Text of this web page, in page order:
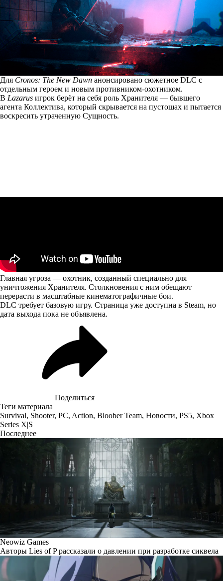
Для Cronos: The New Dawn анонсировано сюжетное DLC с
отдельным героем и новым противником-охотником.
В Lazarus игрок берёт на себя роль Хранителя — бывшего
агента Коллектива, который скрывается на пустошах и пытается
воскресить утраченную Сущность.
Главная угроза — охотник, созданный специально для
уничтожения Хранителя. Столкновения с ним обещают
перерасти в масштабные кинематографичные бои.
DLC требует базовую игру. Страница уже доступна в Steam, но
дата выхода пока не объявлена.
Поделиться
Теги материала
Survival, Shooter, PC, Action, Bloober Team, Новости, PS5, Xbox
Series X|S
Последнее
Neowiz Games
Авторы Lies of P рассказали о давлении при разработке сиквела